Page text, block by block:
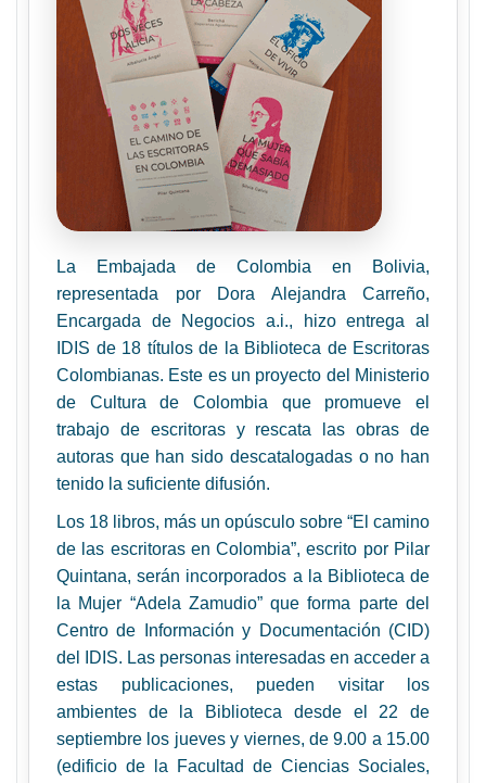
La Embajada de Colombia en Bolivia,
representada por Dora Alejandra Carreño,
Encargada de Negocios a.i., hizo entrega al
IDIS de 18 títulos de la Biblioteca de Escritoras
Colombianas. Este es un proyecto del Ministerio
de Cultura de Colombia que promueve el
trabajo de escritoras y rescata las obras de
autoras que han sido descatalogadas o no han
tenido la suficiente difusión.
Los 18 libros, más un opúsculo sobre “El camino
de las escritoras en Colombia”, escrito por Pilar
Quintana, serán incorporados a la Biblioteca de
la Mujer “Adela Zamudio” que forma parte del
Centro de Información y Documentación (CID)
del IDIS. Las personas interesadas en acceder a
estas publicaciones, pueden visitar los
ambientes de la Biblioteca desde el 22 de
septiembre los jueves y viernes, de 9.00 a 15.00
(edificio de la Facultad de Ciencias Sociales,